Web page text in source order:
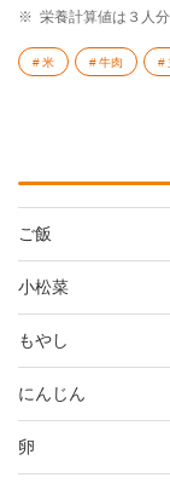
※ 栄養計算値は３人
米 牛肉
ご飯
小松菜
もやし
にんじん
卵